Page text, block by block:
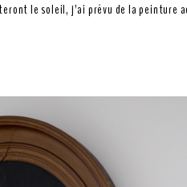
le soleil, j’ai prévu de la peinture